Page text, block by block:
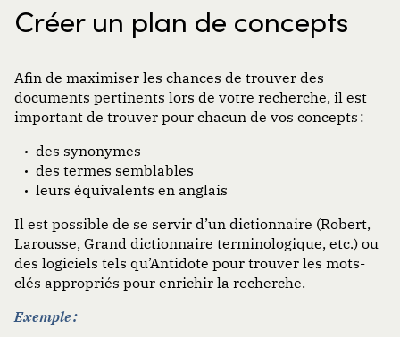
Créer un plan de concepts
Afin de maximiser les chances de trouver des
documents pertinents lors de votre recherche, il est
important de trouver pour chacun de vos concepts :
des synonymes
des termes semblables
leurs équivalents en anglais
Il est possible de se servir d’un dictionnaire (Robert,
Larousse, Grand dictionnaire terminologique, etc.) ou
des logiciels tels qu’Antidote pour trouver les mots-
clés appropriés pour enrichir la recherche.
Exemple :